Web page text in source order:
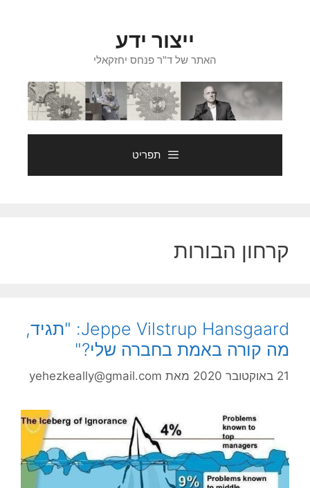
ייצור ידע
האתר של ד"ר פנחס יחזקאלי
תפריט
קרחון הבורות
Jeppe Vilstrup Hansgaard: "תגיד,
מה קורה באמת בחברה שלי?"
21 באוקטובר 2020 מאת yehezkeally@gmail.com